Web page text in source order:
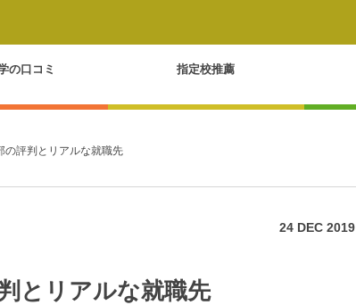
の口コミ 指定校推薦
の評判とリアルな就職先
24 DEC 2019
とリアルな就職先